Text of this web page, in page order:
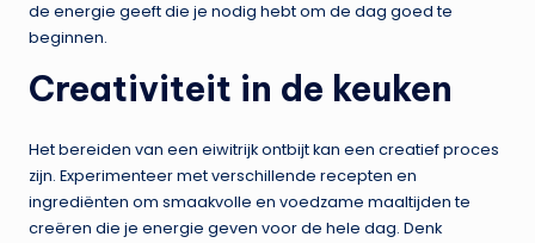
de energie geeft die je nodig hebt om de dag goed te
beginnen.
Creativiteit in de keuken
Het bereiden van een eiwitrijk ontbijt kan een creatief proces
zijn. Experimenteer met verschillende recepten en
ingrediënten om smaakvolle en voedzame maaltijden te
creëren die je energie geven voor de hele dag. Denk